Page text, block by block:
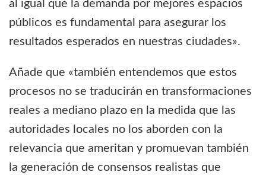
al igual que la demanda por mejores espacios
públicos es fundamental para asegurar los
resultados esperados en nuestras ciudades».
Añade que «también entendemos que estos
procesos no se traducirán en transformaciones
reales a mediano plazo en la medida que las
autoridades locales no los aborden con la
relevancia que ameritan y promuevan también
la generación de consensos realistas que